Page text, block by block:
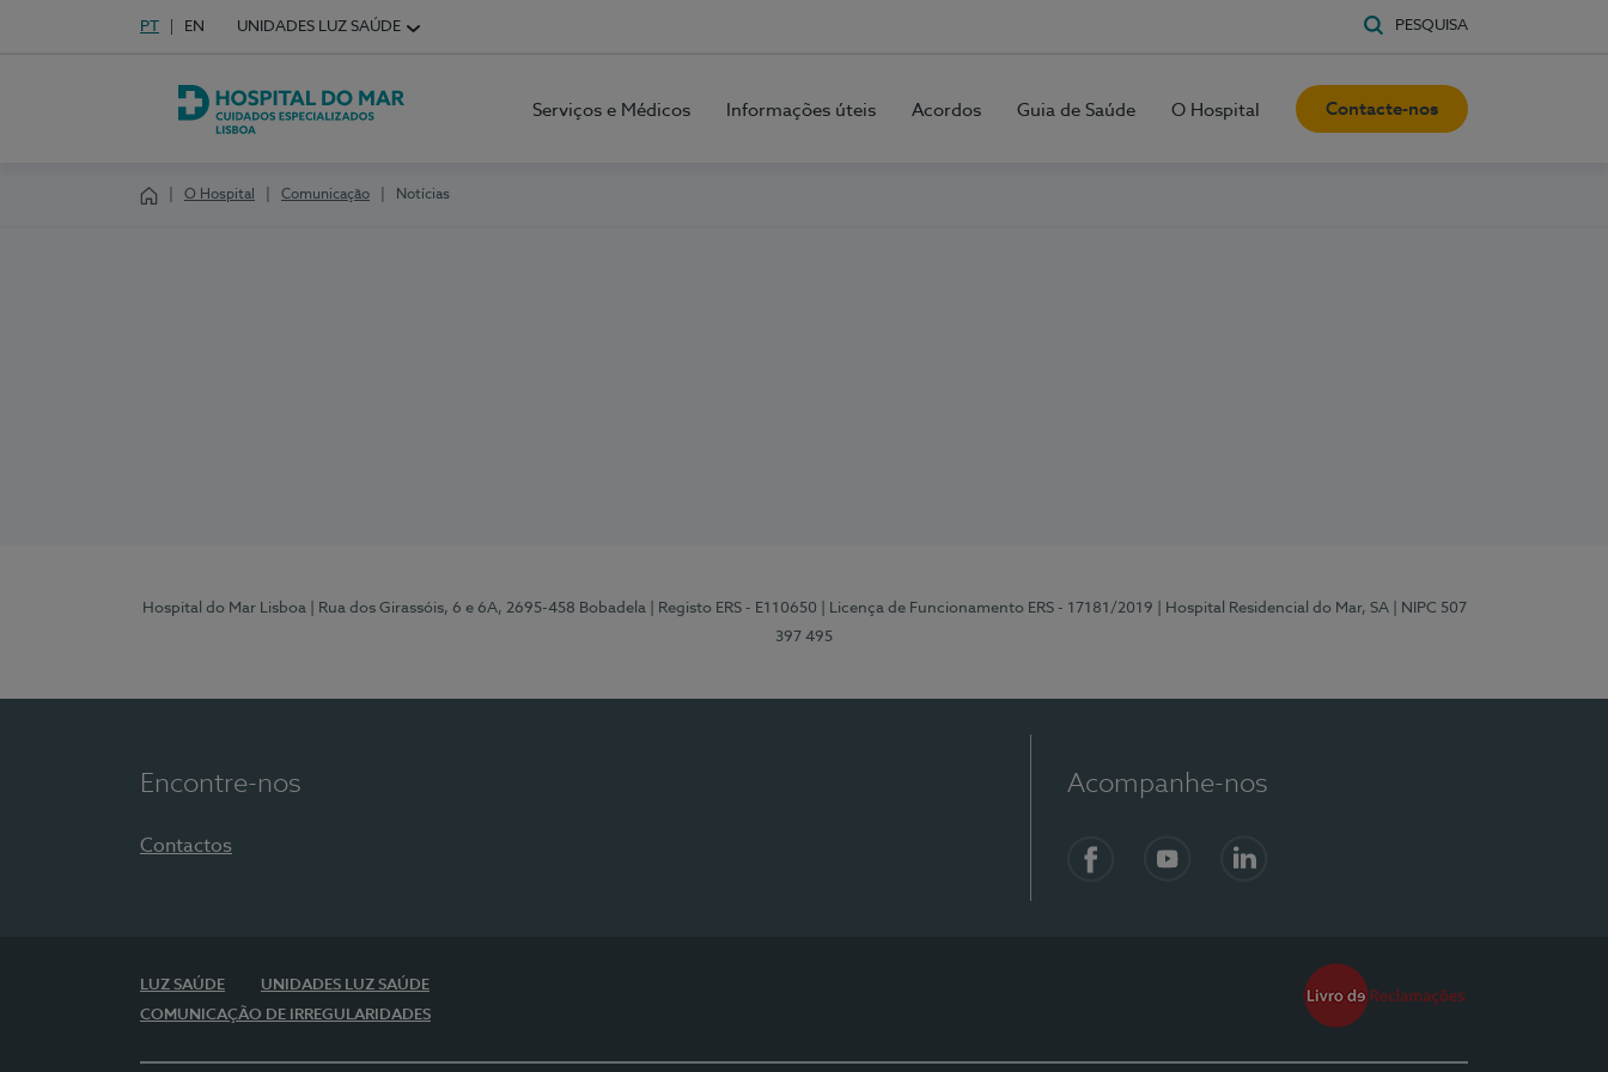
Escolha o seu idioma
Idioma em Português
PT English Language
EN UNIDADES LUZ SAÚDE PESQUISA
Hospital do Mar Lisboa
Serviços e Médicos Informações úteis Acordos Guia de Saúde O Hospital Contacte-nos
O Hospital Comunicação Notícias
Hospital do Mar Lisboa | Rua dos Girassóis, 6 e 6A, 2695-458 Bobadela | Registo ERS - E110650 | Licença de Funcionamento ERS - 17181/2019 | Hospital Residencial do Mar, SA
| NIPC 507
397 495
Encontre-nos
Contactos
Acompanhe-nos
LUZ SAÚDE
UNIDADES LUZ SAÚDE
COMUNICAÇÃO DE IRREGULARIDADES